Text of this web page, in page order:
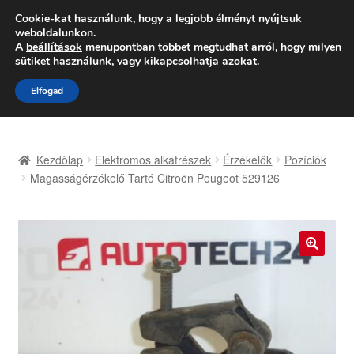
SZÁLLÍTÁS 2618 Ft-tól
Hétfő-Péntek 9:00–16:0006 80 088 054
Ugrás
a
navigációhoz
Kilépés
a
tartalomba
Adatvédelmi irányelvek
Kapcsolatba lépni
Kifizetések
Panasz
Kezdőlap Elektromos alkatrészek Érzékelők
Pozíciók
Magasságérzékelő Tartó Citroën Peugeot 529126
🔍
Cookie-kat használunk, hogy a legjobb élményt nyújtsuk
weboldalunkon.
A beállítások menüpontban többet megtudhat arról, hogy milyen
sütiket használunk, vagy kikapcsolhatja azokat.
Elfogad